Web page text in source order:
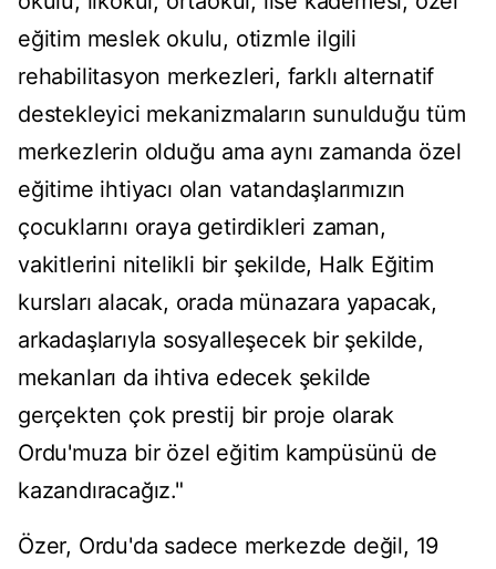
eğitim meslek okulu, otizmle ilgili
rehabilitasyon merkezleri, farklı alternatif
destekleyici mekanizmaların sunulduğu tüm
merkezlerin olduğu ama aynı zamanda özel
eğitime ihtiyacı olan vatandaşlarımızın
çocuklarını oraya getirdikleri zaman,
vakitlerini nitelikli bir şekilde, Halk Eğitim
kursları alacak, orada münazara yapacak,
arkadaşlarıyla sosyalleşecek bir şekilde,
mekanları da ihtiva edecek şekilde
gerçekten çok prestij bir proje olarak
Ordu'muza bir özel eğitim kampüsünü de
kazandıracağız."
Özer, Ordu'da sadece merkezde değil, 19